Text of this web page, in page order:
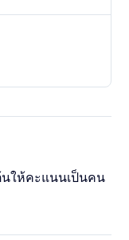
ให้คะแนนเป็นคน